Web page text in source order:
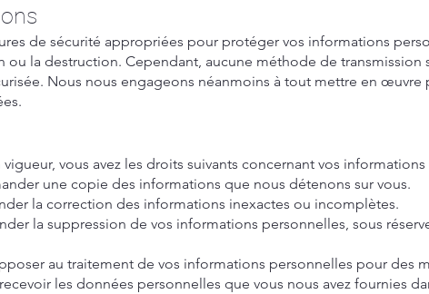
de sécurité appropriées pour protéger vos informations
ou la destruction. Cependant, aucune méthode de transmission
Nous nous engageons néanmoins à tout mettre en œuvre
vous avez les droits suivants concernant vos
une copie des informations que nous détenons sur vous.
la correction des informations inexactes ou incomplètes.
la suppression de vos informations personnelles, sous
au traitement de vos informations personnelles pour des
les données personnelles que vous nous avez fournies